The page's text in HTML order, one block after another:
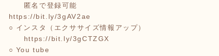
匿名で登録可能
https://bit.ly/3gAV2ae
○ インスタ（エクササイズ情報アップ）
https://bit.ly/3gCTZGX
○ You tube